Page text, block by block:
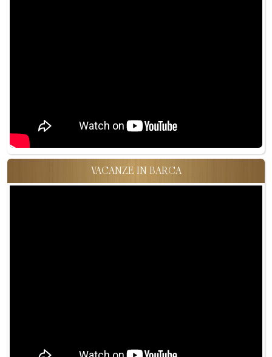
VACANZE IN BARCA